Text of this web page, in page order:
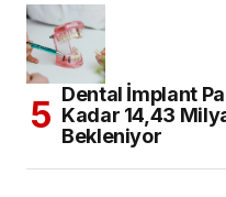
Dental İmplant
Kadar 14,43
Bekleniyor